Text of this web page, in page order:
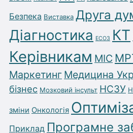
Безпека Виставка Друга
Діагностика ЕСОЗ КТ
Керівникам МІС
Маркетинг Медицина
бізнес Мозковий інсульт НСЗУ
зміни Онкологія
Приклад Програмне